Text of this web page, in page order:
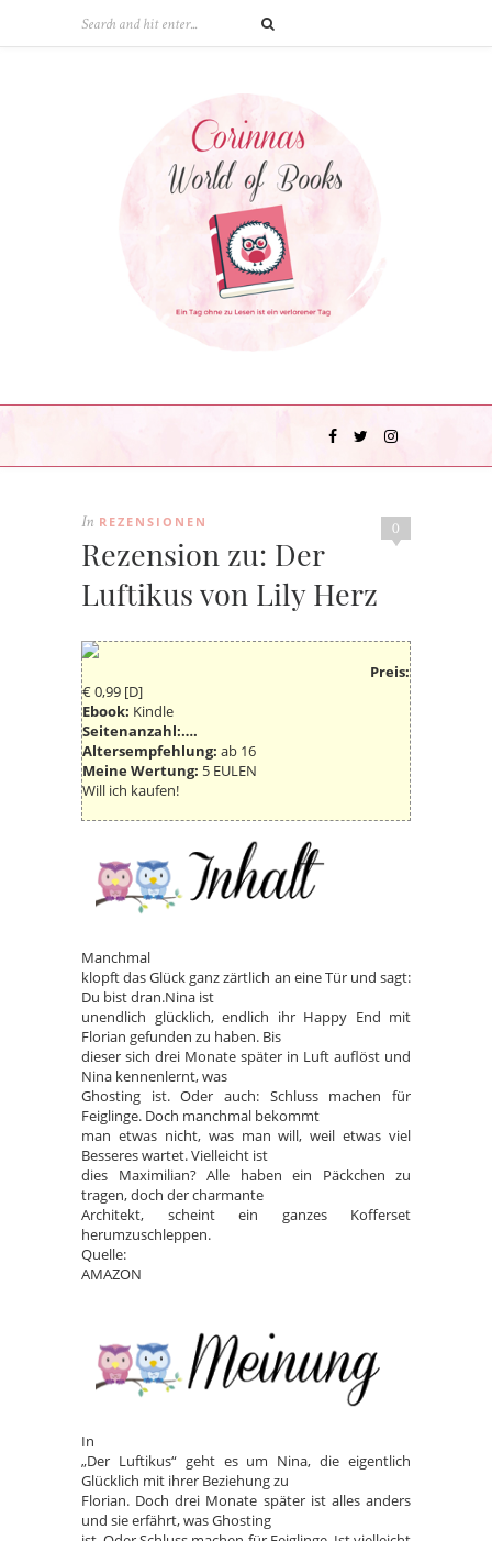
0
In REZENSIONEN
Rezension zu: Der
Luftikus von Lily Herz
Preis:
€ 0,99 [D]
Ebook: Kindle
Seitenanzahl:….
Altersempfehlung: ab 16
Meine Wertung: 5 EULEN
Will ich kaufen!
Manchmal
klopft das Glück ganz zärtlich an eine Tür und sagt:
Du bist dran.Nina ist
unendlich glücklich, endlich ihr Happy End mit
Florian gefunden zu haben. Bis
dieser sich drei Monate später in Luft auflöst und
Nina kennenlernt, was
Ghosting ist. Oder auch: Schluss machen für
Feiglinge. Doch manchmal bekommt
man etwas nicht, was man will, weil etwas viel
Besseres wartet. Vielleicht ist
dies Maximilian? Alle haben ein Päckchen zu
tragen, doch der charmante
Architekt, scheint ein ganzes Kofferset
herumzuschleppen.
Quelle:
AMAZON
In
„Der Luftikus“ geht es um Nina, die eigentlich
Glücklich mit ihrer Beziehung zu
Florian. Doch drei Monate später ist alles anders
und sie erfährt, was Ghosting